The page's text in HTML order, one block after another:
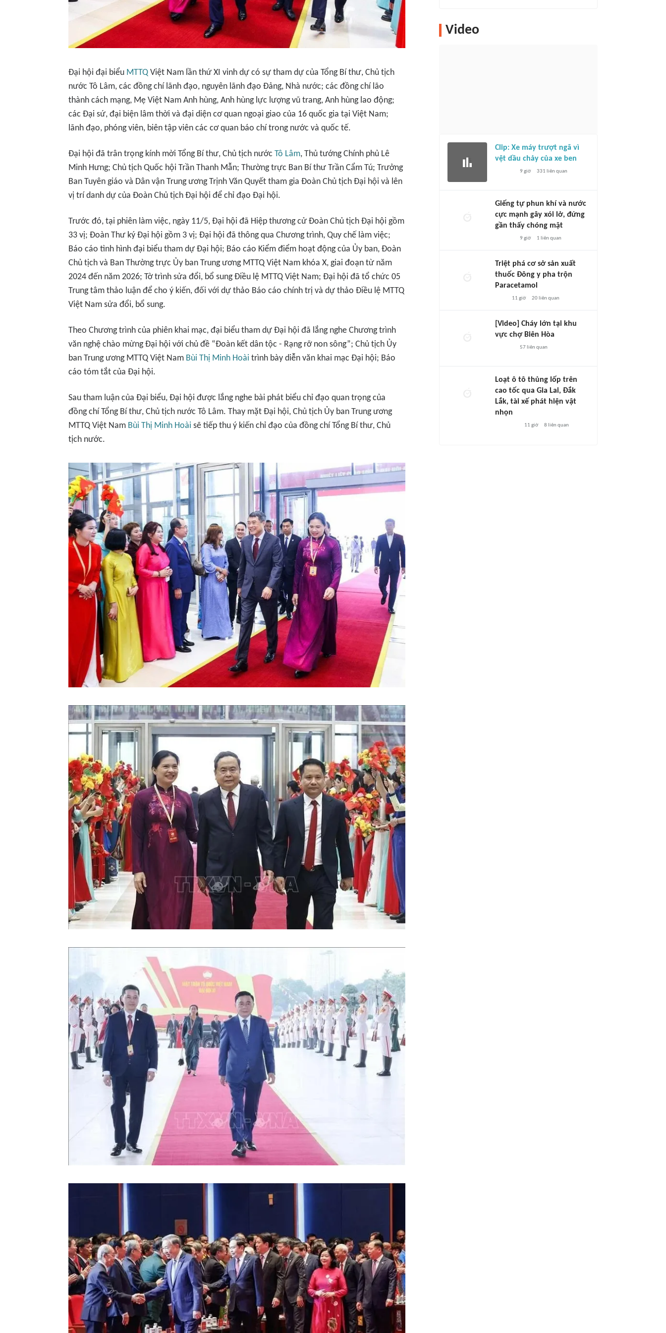
Đại hội đại biểu MTTQ Việt Nam lần thứ XI vinh dự có sự tham dự của Tổng Bí thư, Chủ tịch
nước Tô Lâm, các đồng chí lãnh đạo, nguyên lãnh đạo Đảng, Nhà nước; các đồng chí lão
thành cách mạng, Mẹ Việt Nam Anh hùng, Anh hùng lực lượng vũ trang, Anh hùng lao động;
các Đại sứ, đại biện lâm thời và đại diện cơ quan ngoại giao của 16 quốc gia tại Việt Nam;
lãnh đạo, phóng viên, biên tập viên các cơ quan báo chí trong nước và quốc tế.
Đại hội đã trân trọng kính mời Tổng Bí thư, Chủ tịch nước Tô Lâm, Thủ tướng Chính phủ Lê
Minh Hưng; Chủ tịch Quốc hội Trần Thanh Mẫn; Thường trực Ban Bí thư Trần Cẩm Tú; Trưởng
Ban Tuyên giáo và Dân vận Trung ương Trịnh Văn Quyết tham gia Đoàn Chủ tịch Đại hội và lên
vị trí danh dự của Đoàn Chủ tịch Đại hội để chỉ đạo Đại hội.
Trước đó, tại phiên làm việc, ngày 11/5, Đại hội đã Hiệp thương cử Đoàn Chủ tịch Đại hội gồm
33 vị; Đoàn Thư ký Đại hội gồm 3 vị; Đại hội đã thông qua Chương trình, Quy chế làm việc;
Báo cáo tình hình đại biểu tham dự Đại hội; Báo cáo Kiểm điểm hoạt động của Ủy ban, Đoàn
Chủ tịch và Ban Thường trực Ủy ban Trung ương MTTQ Việt Nam khóa X, giai đoạn từ năm
2024 đến năm 2026; Tờ trình sửa đổi, bổ sung Điều lệ MTTQ Việt Nam; Đại hội đã tổ chức 05
Trung tâm thảo luận để cho ý kiến, đối với dự thảo Báo cáo chính trị và dự thảo Điều lệ MTTQ
Việt Nam sửa đổi, bổ sung.
Theo Chương trình của phiên khai mạc, đại biểu tham dự Đại hội đã lắng nghe Chương trình
văn nghệ chào mừng Đại hội với chủ đề “Đoàn kết dân tộc - Rạng rỡ non sông”; Chủ tịch Ủy
ban Trung ương MTTQ Việt Nam Bùi Thị Minh Hoài trình bày diễn văn khai mạc Đại hội; Báo
cáo tóm tắt của Đại hội.
Sau tham luận của Đại biểu, Đại hội được lắng nghe bài phát biểu chỉ đạo quan trọng của
đồng chí Tổng Bí thư, Chủ tịch nước Tô Lâm. Thay mặt Đại hội, Chủ tịch Ủy ban Trung ương
MTTQ Việt Nam Bùi Thị Minh Hoài sẽ tiếp thu ý kiến chỉ đạo của đồng chí Tổng Bí thư, Chủ
tịch nước.
Video
Clip: Xe máy trượt ngã vì
vệt dầu chảy của xe ben
9 giờ 331 liên quan
Giếng tự phun khí và nước
cực mạnh gây xói lở, đứng
gần thấy chóng mặt
9 giờ 1 liên quan
Triệt phá cơ sở sản xuất
thuốc Đông y pha trộn
Paracetamol
11 giờ 20liên quan
[Video] Cháy lớn tại khu
vực chợ Biên Hòa
57liên quan
Loạt ô tô thủng lốp trên
cao tốc qua Gia Lai, Đắk
Lắk, tài xế phát hiện vật
nhọn
11 giờ 8 liên quan